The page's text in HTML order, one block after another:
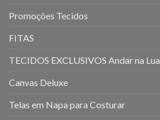
Promoções Tecidos
FITAS
TECIDOS EXCLUSIVOS Andar na Lua
Canvas Deluxe
Telas em Napa para Costurar